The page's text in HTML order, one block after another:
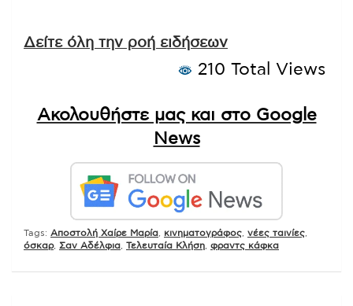
Δείτε όλη την ροή ειδήσεων
210 Total Views
Ακολουθήστε μας και στο Google
News
Tags: Αποστολή Χαίρε Μαρία κινηματογράφος νέες ταινίες
όσκαρ, Σαν Αδέλφια Τελευταία Κλήση φραντς κάφκα